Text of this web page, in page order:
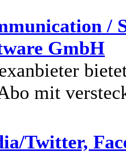
/
GmbH
mit
Twitter,